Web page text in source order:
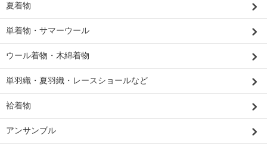
夏着物
単着物・サマーウール
ウール着物・木綿着物
単羽織・夏羽織・レースショールなど
袷着物
アンサンブル